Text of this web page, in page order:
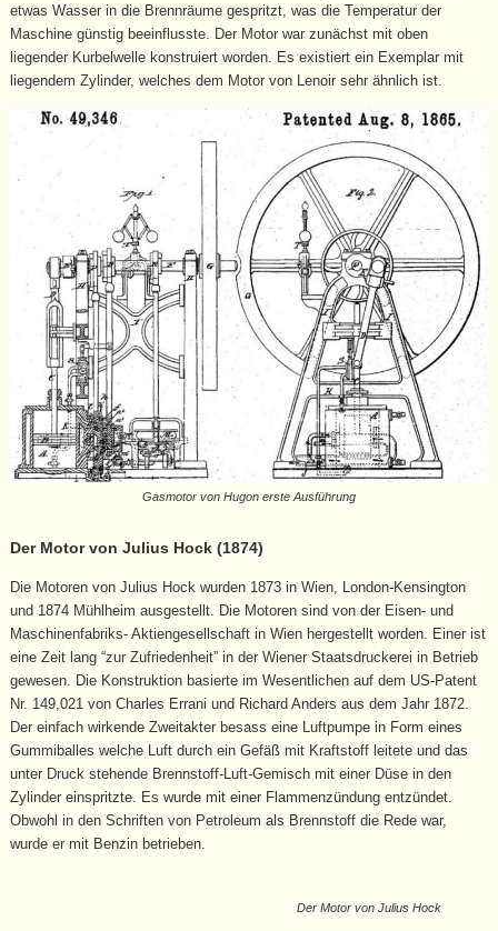
etwas Wasser in die Brennräume gespritzt, was die Temperatur der
Maschine günstig beeinflusste. Der Motor war zunächst mit oben
liegender Kurbelwelle konstruiert worden. Es existiert ein Exemplar mit
liegendem Zylinder, welches dem Motor von Lenoir sehr ähnlich ist.
Gasmotor von Hugon erste Ausführung
Der Motor von Julius Hock (1874)
Die Motoren von Julius Hock wurden 1873 in Wien, London-Kensington
und 1874 Mühlheim ausgestellt. Die Motoren sind von der Eisen- und
Maschinenfabriks- Aktiengesellschaft in Wien hergestellt worden. Einer ist
eine Zeit lang “zur Zufriedenheit” in der Wiener Staatsdruckerei in Betrieb
gewesen. Die Konstruktion basierte im Wesentlichen auf dem US-Patent
Nr. 149,021 von Charles Errani und Richard Anders aus dem Jahr 1872.
Der einfach wirkende Zweitakter besass eine Luftpumpe in Form eines
Gummiballes welche Luft durch ein Gefäß mit Kraftstoff leitete und das
unter Druck stehende Brennstoff-Luft-Gemisch mit einer Düse in den
Zylinder einspritzte. Es wurde mit einer Flammenzündung entzündet.
Obwohl in den Schriften von Petroleum als Brennstoff die Rede war,
wurde er mit Benzin betrieben.
Der Motor von Julius Hock